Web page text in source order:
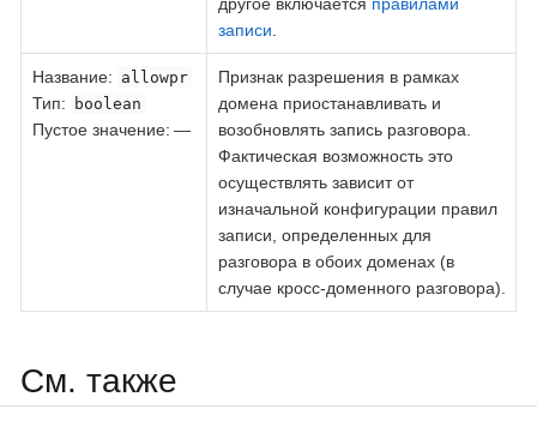
записи
Название: allowpr
Тип: boolean
Пустое значение: —
Признак разрешения в рамках
домена приостанавливать и
возобновлять запись разговора.
Фактическая возможность это
осуществлять зависит от
изначальной конфигурации правил
записи, определенных для
разговора в обоих доменах (в
случае кросс-доменного разговора).
См. также